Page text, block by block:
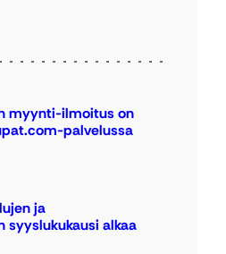
myynti-ilmoitus on
palvelussa
ja
alkaa